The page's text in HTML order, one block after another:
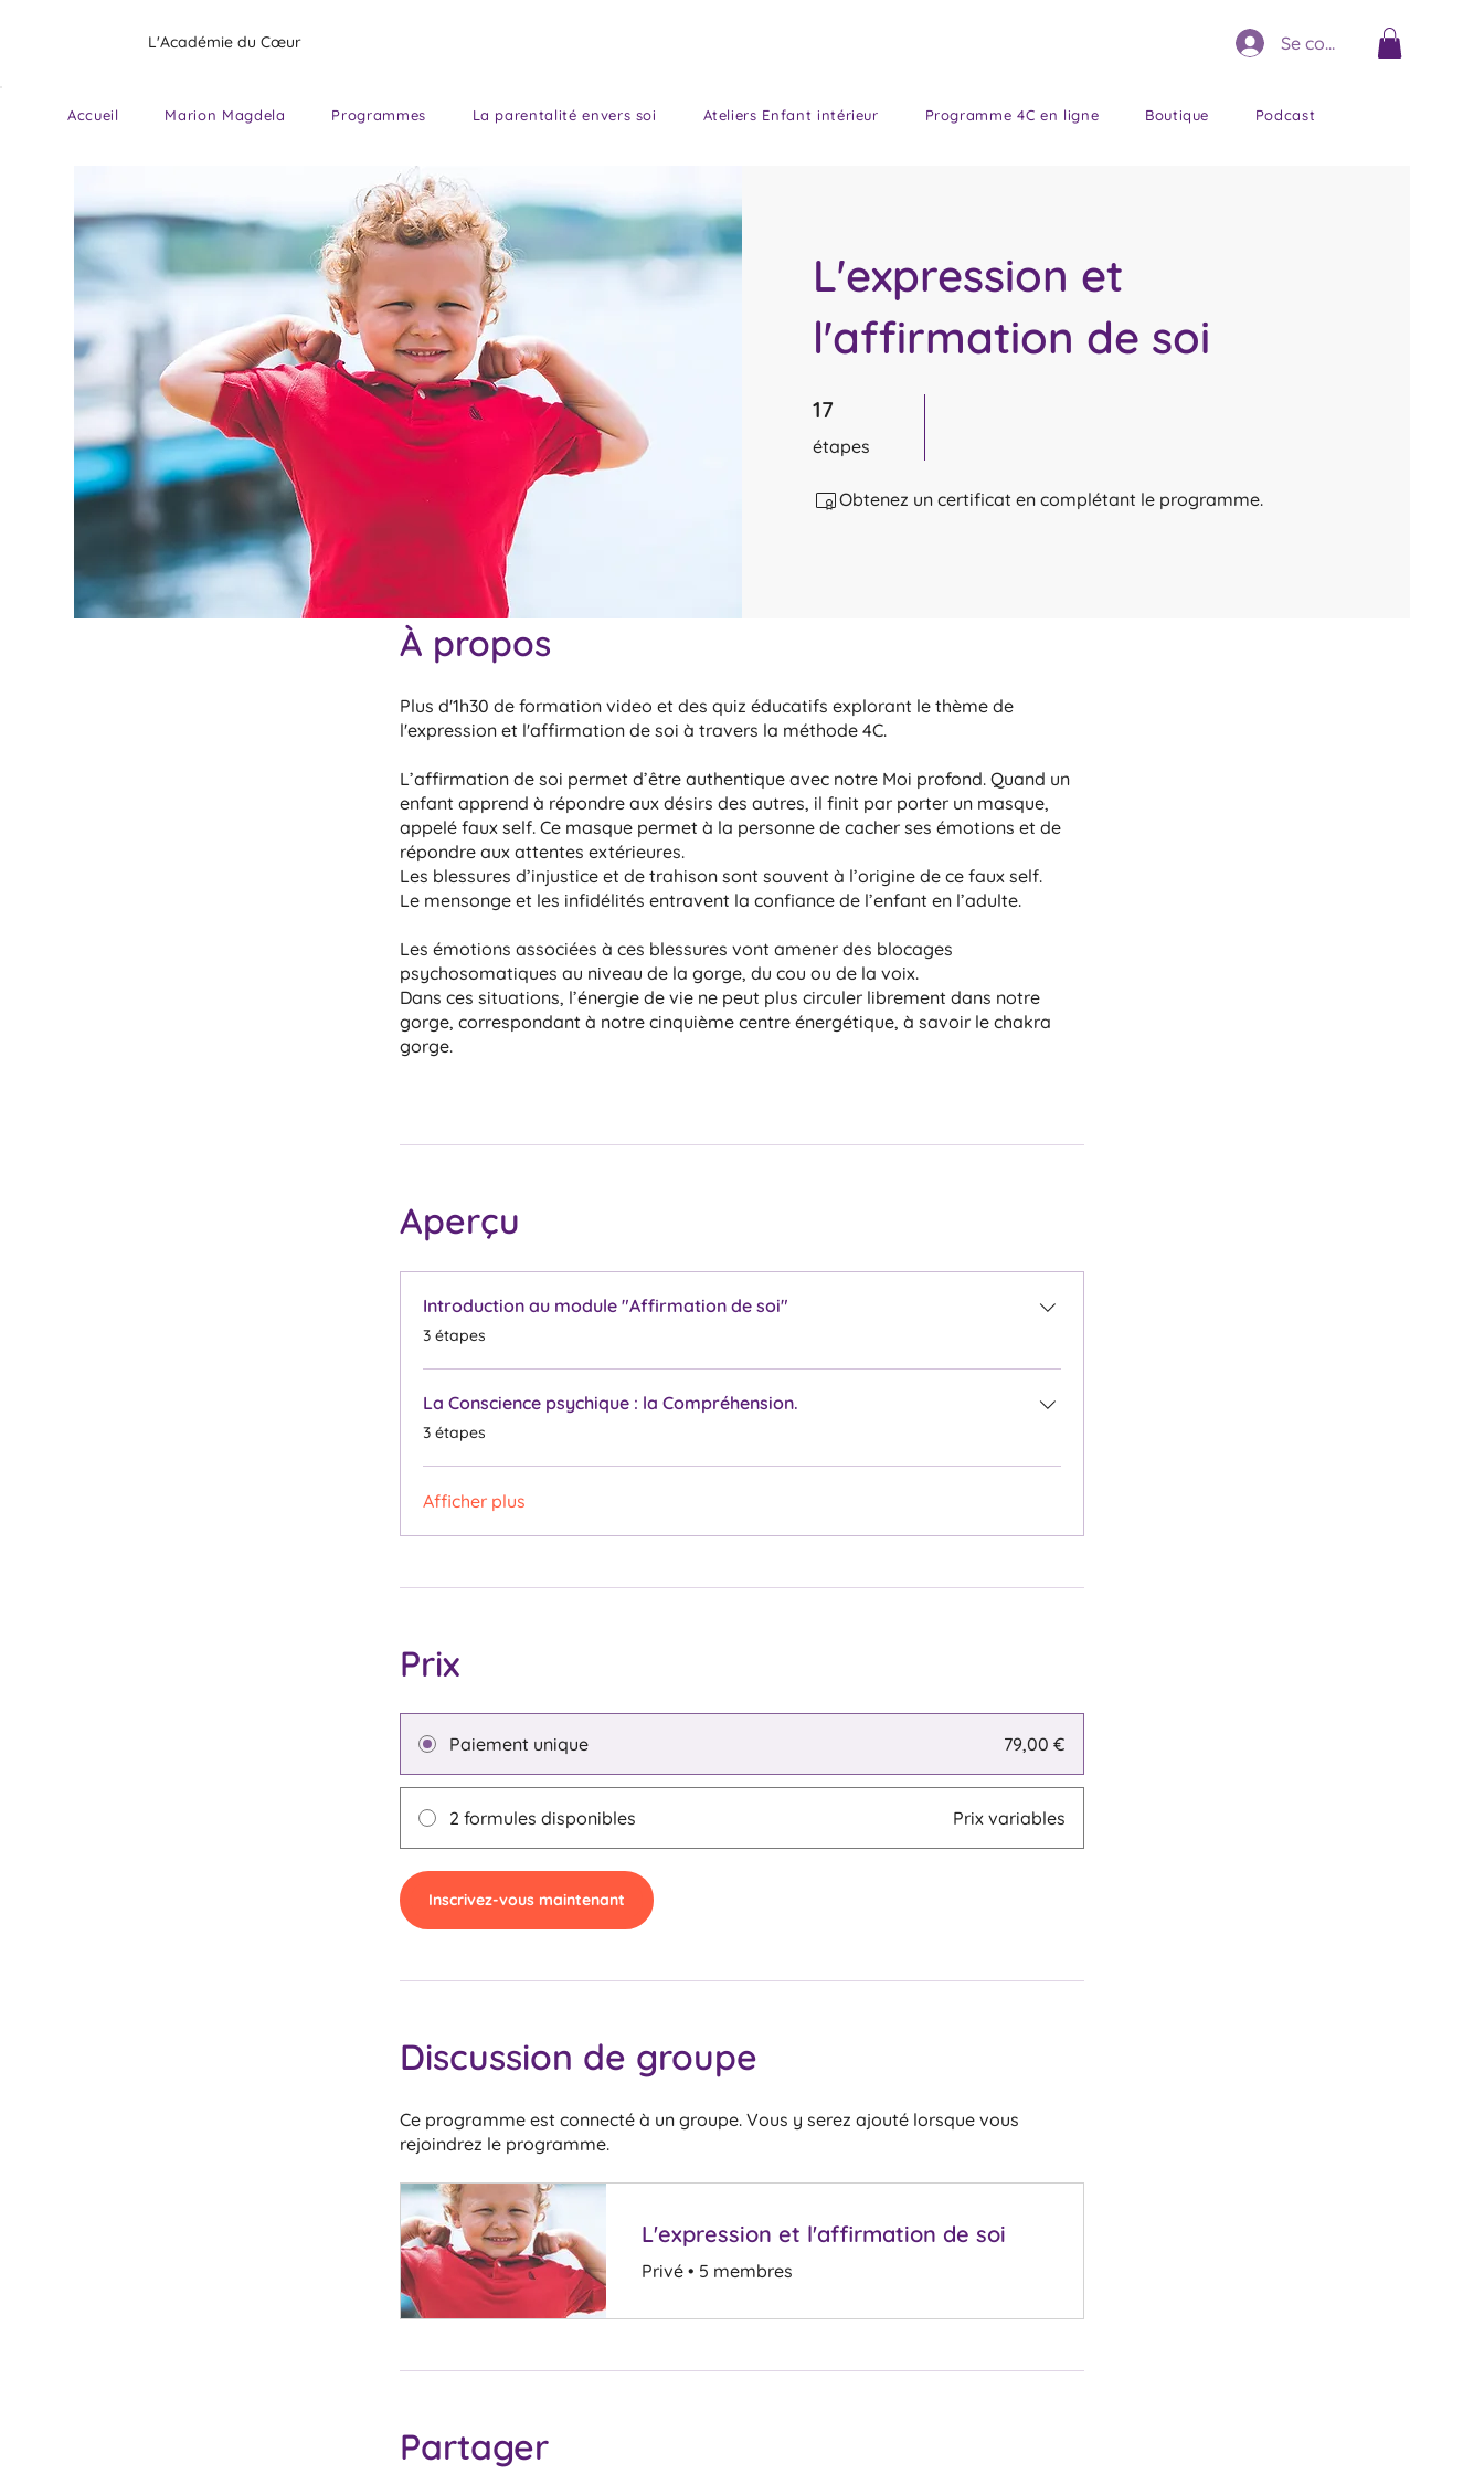
Accueil Marion Magdela Programmes La parentalité envers soi Ateliers Enfant intérieur Programme 4C en ligne Boutique Podcast
L'Académie du Cœur Se connecter
L'expression et
l'affirmation de soi
17
étapes
17 étapes
Obtenez un certificat en complétant le programme.
À propos
Plus d'1h30 de formation video et des quiz éducatifs explorant le thème de
l'expression et l'affirmation de soi à travers la méthode 4C.
L’affirmation de soi permet d’être authentique avec notre Moi profond. Quand un
enfant apprend à répondre aux désirs des autres, il finit par porter un masque,
appelé faux self. Ce masque permet à la personne de cacher ses émotions et de
répondre aux attentes extérieures.
Les blessures d’injustice et de trahison sont souvent à l’origine de ce faux self.
Le mensonge et les infidélités entravent la confiance de l’enfant en l’adulte.
Les émotions associées à ces blessures vont amener des blocages
psychosomatiques au niveau de la gorge, du cou ou de la voix.
Dans ces situations, l’énergie de vie ne peut plus circuler librement dans notre
gorge, correspondant à notre cinquième centre énergétique, à savoir le chakra
gorge.
Aperçu
Introduction au module "Affirmation de soi"
.3 étapes
La Conscience psychique : la Compréhension.
.3 étapes
Afficher plus
Prix
Paiement unique 79,00 €
2 formules disponibles Prix variables
Inscrivez-vous maintenant
Discussion de groupe
Ce programme est connecté à un groupe. Vous y serez ajouté lorsque vous
rejoindrez le programme.
L'expression et l'affirmation de soi
Privé • 5 membres
Partager